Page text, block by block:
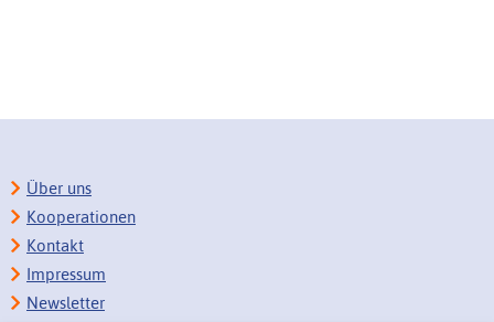
Über uns
Kooperationen
Kontakt
Impressum
Newsletter